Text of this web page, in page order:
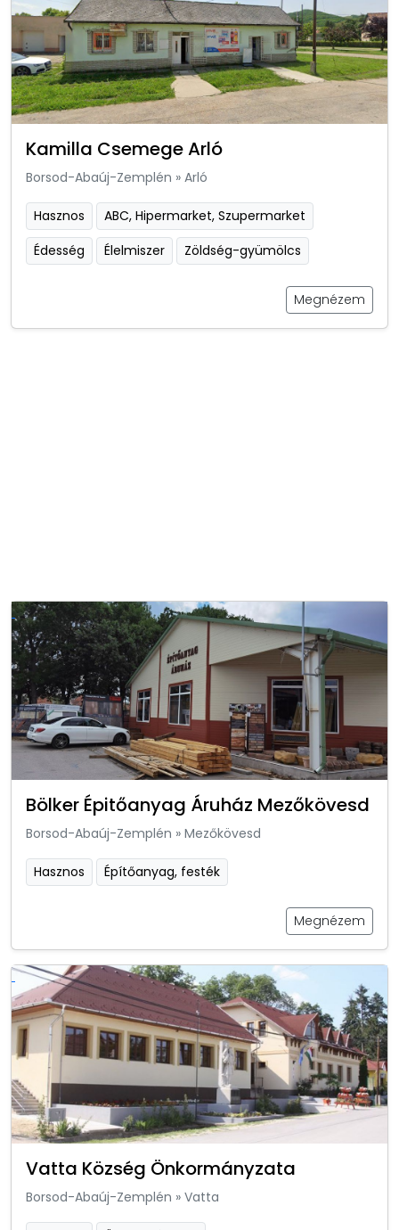
Kamilla Csemege Arló
Borsod-Abaúj-Zemplén » Arló
Hasznos
ABC, Hipermarket, Szupermarket
Édesség
Élelmiszer Zöldség-gyümölcs
Megnézem
Bölker Épitőanyag Áruház Mezőkövesd
Borsod-Abaúj-Zemplén » Mezőkövesd
Hasznos Építőanyag, festék
Megnézem
Vatta Község Önkormányzata
Borsod-Abaúj-Zemplén » Vatta